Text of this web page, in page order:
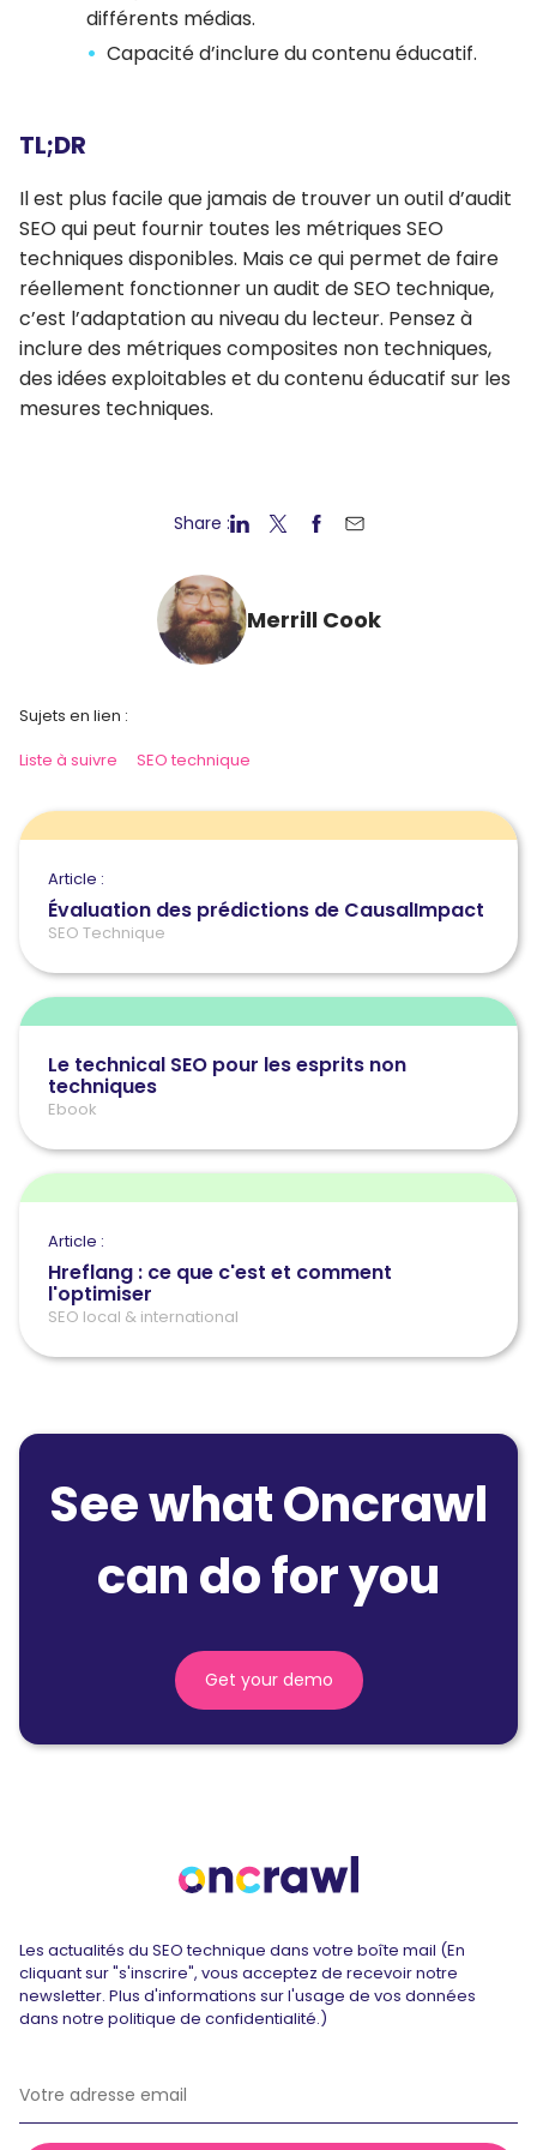
différents médias.
Capacité d’inclure du contenu éducatif.
TL;DR
Il est plus facile que jamais de trouver un outil d’audit
SEO qui peut fournir toutes les métriques SEO
techniques disponibles. Mais ce qui permet de faire
réellement fonctionner un audit de SEO technique,
c’est l’adaptation au niveau du lecteur. Pensez à
inclure des métriques composites non techniques,
des idées exploitables et du contenu éducatif sur les
mesures techniques.
Share :
Merrill Cook
Sujets en lien :
Liste à suivre
SEO technique
Article :
Évaluation des prédictions de CausalImpact
SEO Technique
Le technical SEO pour les esprits non
techniques
Ebook
Article :
Hreflang : ce que c'est et comment
l'optimiser
SEO local & international
See what Oncrawl
can do for you
Get your demo
Les actualités du SEO technique dans votre boîte mail (En
cliquant sur "s'inscrire", vous acceptez de recevoir notre
newsletter. Plus d'informations sur l'usage de vos données
dans notre politique de confidentialité.)